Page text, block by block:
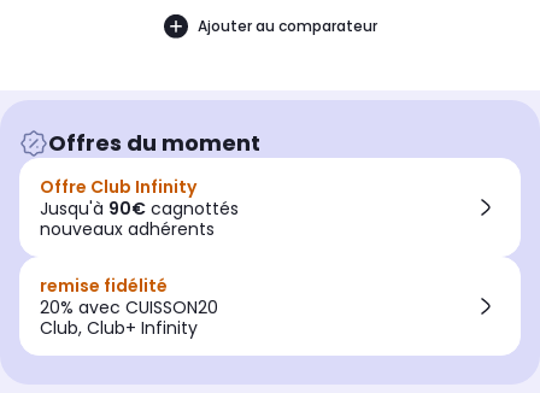
Ajouter au comparateur
Offres du moment
Offre Club Infinity
Jusqu'à 90€ cagnottés
nouveaux adhérents
remise fidélité
20% avec CUISSON20
Club, Club+ Infinity